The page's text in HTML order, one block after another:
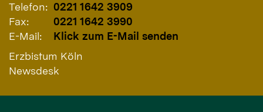
Telefon: 0221 1642 3909
Fax:
0221 1642 3990
E-Mail:
Klick zum E-Mail senden
Erzbistum Köln
Newsdesk